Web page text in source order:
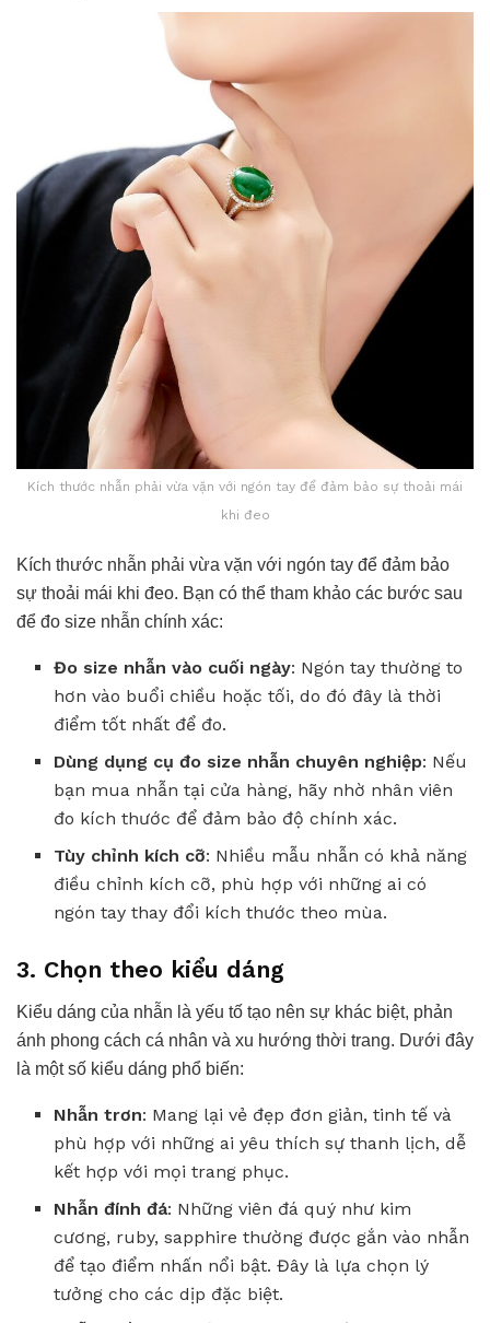
Kích thước nhẫn phải vừa vặn với ngón tay để đảm bảo sự thoải mái
khi đeo
Kích thước nhẫn phải vừa vặn với ngón tay để đảm bảo
sự thoải mái khi đeo. Bạn có thể tham khảo các bước sau
để đo size nhẫn chính xác:
Đo size nhẫn vào cuối ngày: Ngón tay thường to
hơn vào buổi chiều hoặc tối, do đó đây là thời
điểm tốt nhất để đo.
Dùng dụng cụ đo size nhẫn chuyên nghiệp: Nếu
bạn mua nhẫn tại cửa hàng, hãy nhờ nhân viên
đo kích thước để đảm bảo độ chính xác.
Tùy chỉnh kích cỡ: Nhiều mẫu nhẫn có khả năng
điều chỉnh kích cỡ, phù hợp với những ai có
ngón tay thay đổi kích thước theo mùa.
3. Chọn theo kiểu dáng
Kiểu dáng của nhẫn là yếu tố tạo nên sự khác biệt, phản
ánh phong cách cá nhân và xu hướng thời trang. Dưới đây
là một số kiểu dáng phổ biến:
Nhẫn trơn: Mang lại vẻ đẹp đơn giản, tinh tế và
phù hợp với những ai yêu thích sự thanh lịch, dễ
kết hợp với mọi trang phục.
Nhẫn đính đá: Những viên đá quý như kim
cương, ruby, sapphire thường được gắn vào nhẫn
để tạo điểm nhấn nổi bật. Đây là lựa chọn lý
tưởng cho các dịp đặc biệt.